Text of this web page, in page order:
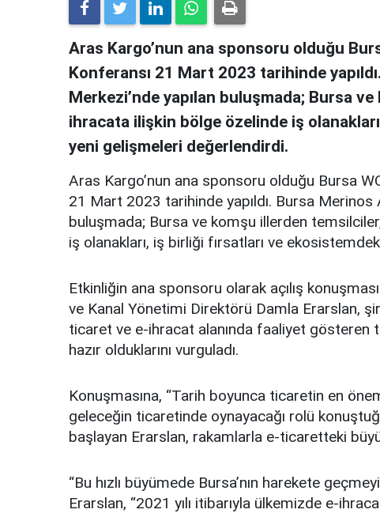
Aras Kargo’nun ana sponsoru olduğu
Konferansı 21 Mart 2023 tarihinde
Merkezi’nde yapılan buluşmada; Bursa
ihracata ilişkin bölge özelinde iş
yeni gelişmeleri değerlendirdi.
Aras Kargo’nun ana sponsoru olduğu Bursa
21 Mart 2023 tarihinde yapıldı. Bursa
buluşmada; Bursa ve komşu illerden
iş olanakları, iş birliği fırsatları ve
Etkinliğin ana sponsoru olarak açılış
ve Kanal Yönetimi Direktörü Damla Erarslan,
ticaret ve e-ihracat alanında faaliyet gösteren
hazır olduklarını vurguladı.
Konuşmasına, “Tarih boyunca ticaretin en
geleceğin ticaretinde oynayacağı rolü
başlayan Erarslan, rakamlarla e-ticaretteki
“Bu hızlı büyümede Bursa’nın harekete
Erarslan, “2021 yılı itibarıyla ülkemizde e-